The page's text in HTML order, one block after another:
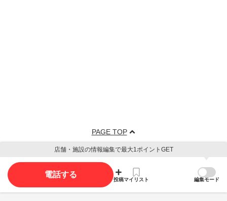
PAGE TOP
店舗・施設の情報編集で最大1ポイントGET
電話する
投稿マイリスト 編集モード